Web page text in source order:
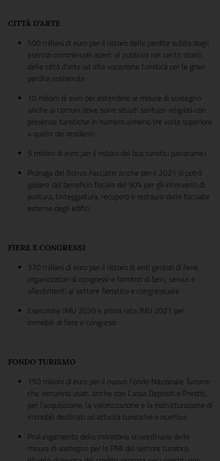
CITTÀ D’ARTE
500 milioni di euro per il ristoro delle perdite subite dagli
esercizi commerciali aperti al pubblico nei centri storici
delle città d’arte ad alta vocazione turistica per le gravi
perdite sostenute
10 milioni di euro per estendere le misure di sostegno
anche ai comuni dove sono situati santuari religiosi con
presenze turistiche in numero almeno tre volte superiore
a quello dei residenti
5 milioni di euro per il ristoro dei bus turistici panoramici
Proroga del Bonus Facciate: anche per il 2021 si potrà
godere del beneficio fiscale del 90% per gli interventi di
pulitura, tinteggiatura, recupero e restauro delle facciate
esterne degli edifici
FIERE E CONGRESSI
370 milioni di euro per il ristoro di enti gestori di fiere,
organizzatori di congressi e fornitori di beni, servizi e
allestimenti al settore fieristico e congressuale
Esenzione IMU 2020 e prima rata IMU 2021 per
immobili di fiere e congressi
FONDO TURISMO
150 milioni di euro per il nuovo Fondo Nazionale Turismo
che verranno usati, anche con Cassa Depositi e Prestiti,
per l’acquisizione, la valorizzazione e la ristrutturazione di
immobili destinati ad attività turistiche e ricettive
Prolungamento della moratoria straordinaria delle
misure di sostegno per le PMI del settore turistico